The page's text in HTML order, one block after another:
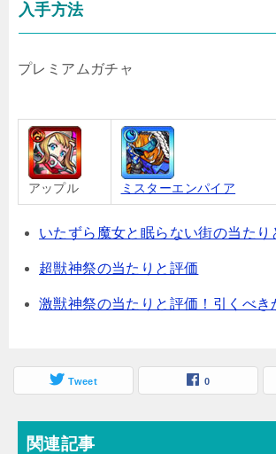
入手方法
プレミアムガチャ
アップル ミスターエンパイア
いたずら魔女と眠らない街の当たり
超獣神祭の当たりと評価
激獣神祭の当たりと評価！引くべき
Tweet 0
関連記事